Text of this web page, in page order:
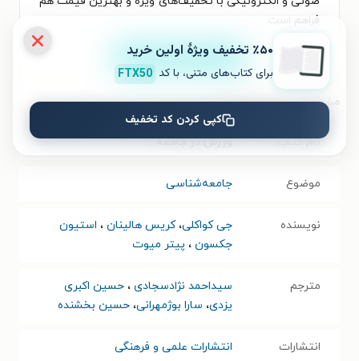
فراهم است.
نصب
مشخصات کتاب الکترونیکی
نام کتاب ورزش در جامعه
موضوع جامعه‌شناسی
نویسنده جی کواکلی،کریس هالینان ، استیون
جکسون ، پیتر میوت
مترجم سیداحمد نژادسجادی ، حسین اکبری
یزدی، سارا بوژمهرانی، حسین بخشنده
انتشارات انتشارات علمی و فرهنگی
٪۵۰ تخفیف ویژۀ اولین خرید
برای کتاب‌های متنی، با کد FTX50
کپی کردن کد تخفیف